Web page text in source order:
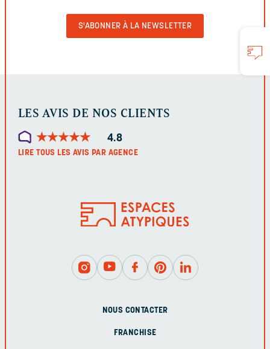
LES AVIS DE NOS CLIENTS
★★★★★
★★★★★ 4.8
LIRE TOUS LES AVIS PAR AGENCE
NOUS CONTACTER
FRANCHISE